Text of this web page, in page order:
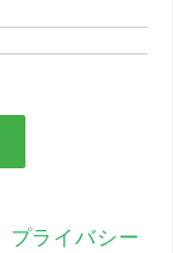
プライバシー